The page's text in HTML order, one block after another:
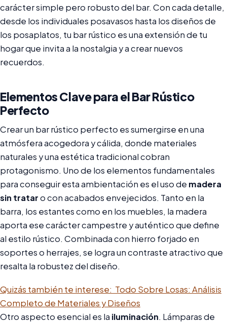
carácter simple pero robusto del bar. Con cada detalle,
desde los individuales posavasos hasta los diseños de
los posaplatos, tu bar rústico es una extensión de tu
hogar que invita a la nostalgia y a crear nuevos
recuerdos.
Elementos Clave para el Bar Rústico
Perfecto
Crear un bar rústico perfecto es sumergirse en una
atmósfera acogedora y cálida, donde materiales
naturales y una estética tradicional cobran
protagonismo. Uno de los elementos fundamentales
para conseguir esta ambientación es el uso de madera
sin trataro con acabados envejecidos. Tanto en la
barra, los estantes como en los muebles, la madera
aporta ese carácter campestre y auténtico que define
al estilo rústico. Combinada con hierro forjado en
soportes o herrajes, se logra un contraste atractivo que
resalta la robustez del diseño.
Quizás también te interese: Todo Sobre Losas: Análisis
Completo de Materiales y Diseños
Otro aspecto esencial es la iluminación. Lámparas de